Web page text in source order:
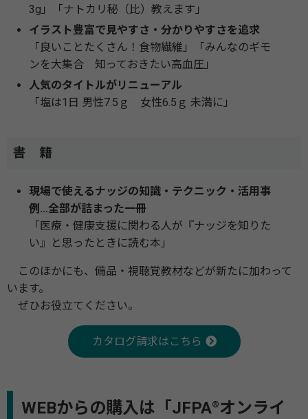
3g」「ナトカリ秘（比）教えます」
イラスト豊富で見やすさ・分かりやすさを追求
「良いことたくさん！食物繊維」「みんなのギモ
ンを大集合 知っておきたい高血圧」
人気のタイトルがリニューアル
「塩は1日 男性7.5ｇ 女性6.5ｇ 未満に」
書 籍
現場で使えるナッジの知識・テクニック・活用事
例...全部が詰まった一冊
「医療・健康支援に関わる人が『ナッジを知りた
い』と思ったときに読む本」
このほかにも、備品・視聴覚教材などが新たに加わって
います。
ぜひお役立てください。
カタログ請求はこちら
WEBからの購入は「JFPA®オンライ